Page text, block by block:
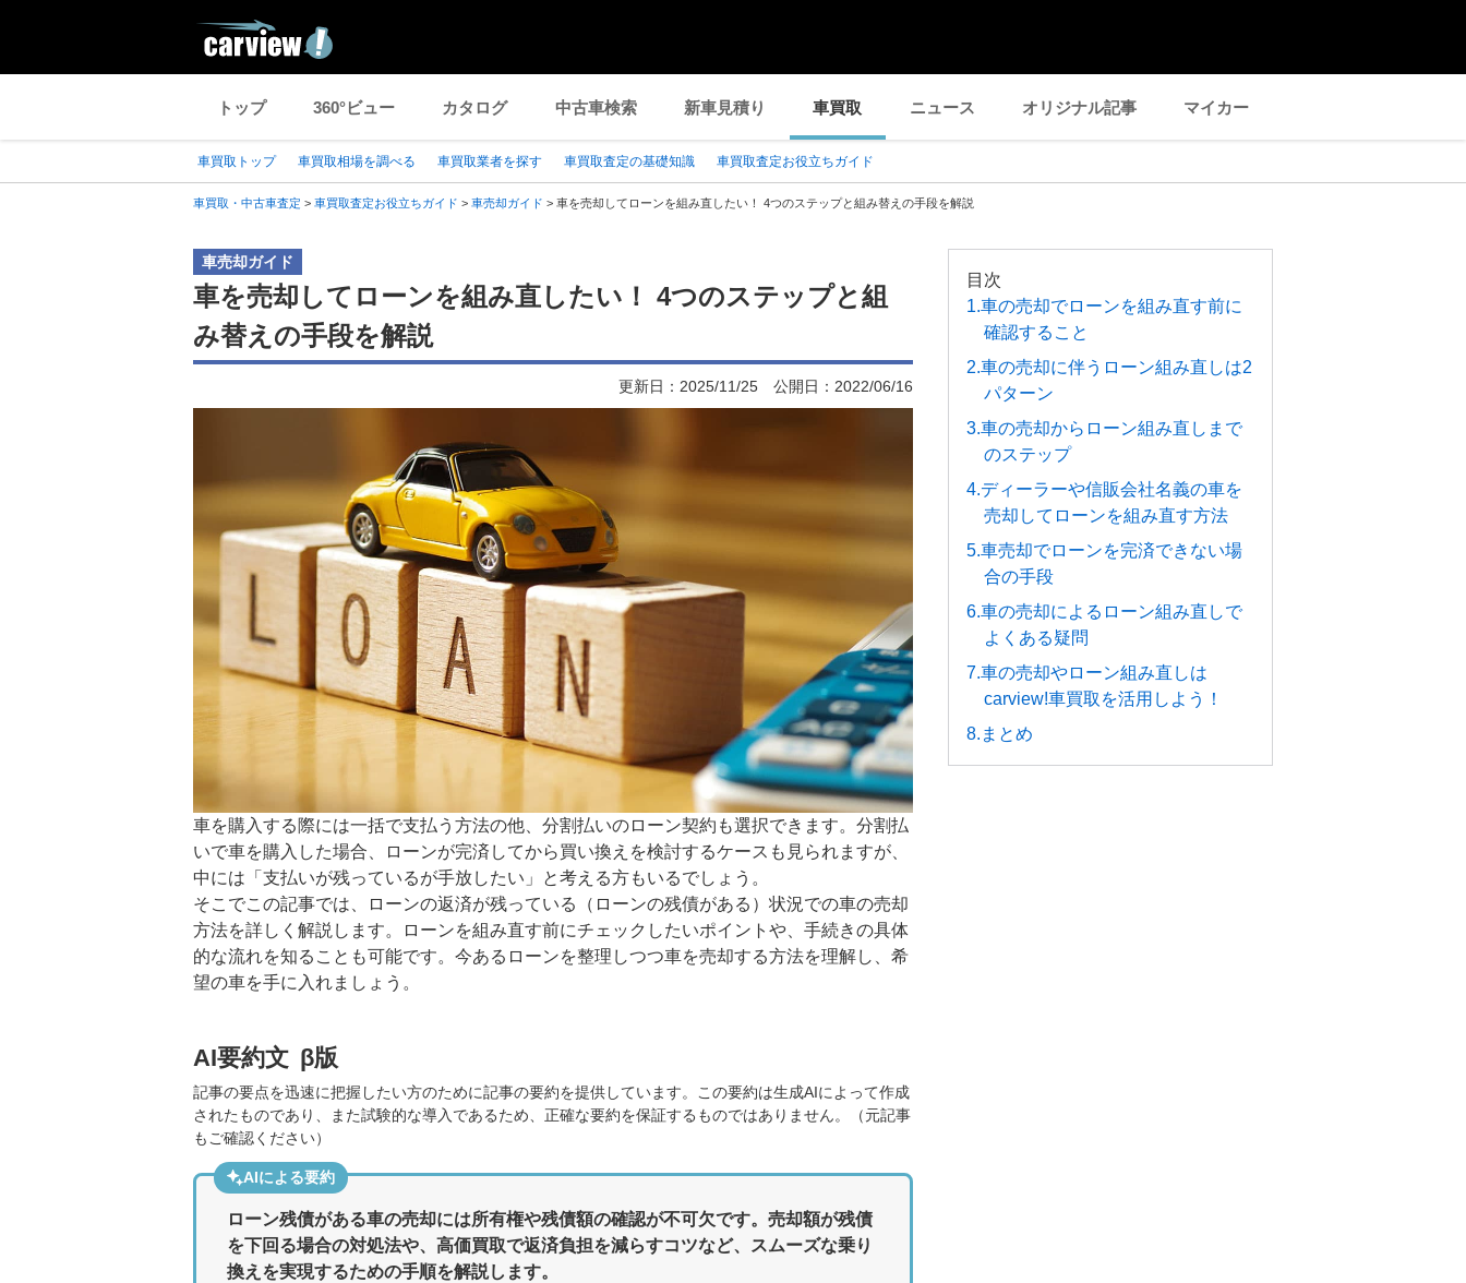
トップ 360°ビュー カタログ 中古車検索 新車見積り 車買取 ニュース オリジナル記事 マイカー
車買取トップ 車買取相場を調べる 車買取業者を探す 車買取査定の基礎知識 車買取査定お役立ちガイド
車買取・中古車査定 > 車買取査定お役立ちガイド > 車売却ガイド > 車を売却してローンを組み直したい！ 4つのステップと組み替えの手段を解説
車売却ガイド
車を売却してローンを組み直したい！ 4つのステップと組
み替えの手段を解説
公開日： 2022/06/16
更新日： 2025/11/25
車を購入する際には一括で支払う方法の他、分割払いのローン契約も選択できます。分割払
いで車を購入した場合、ローンが完済してから買い換えを検討するケースも見られますが、
中には「支払いが残っているが手放したい」と考える方もいるでしょう。
そこでこの記事では、ローンの返済が残っている（ローンの残債がある）状況での車の売却
方法を詳しく解説します。ローンを組み直す前にチェックしたいポイントや、手続きの具体
的な流れを知ることも可能です。今あるローンを整理しつつ車を売却する方法を理解し、希
望の車を手に入れましょう。
目次
1.車の売却でローンを組み直す前に
確認すること
2.車の売却に伴うローン組み直しは2
パターン
3.車の売却からローン組み直しまで
のステップ
4.ディーラーや信販会社名義の車を
売却してローンを組み直す方法
5.車売却でローンを完済できない場
合の手段
6.車の売却によるローン組み直しで
よくある疑問
7.車の売却やローン組み直しは
carview!車買取を活用しよう！
8.まとめ
AI要約文 β版
記事の要点を迅速に把握したい方のために記事の要約を提供しています。この要約は生成AIによって作成
されたものであり、また試験的な導入であるため、正確な要約を保証するものではありません。（元記事
もご確認ください）
AIによる要約
ローン残債がある車の売却には所有権や残債額の確認が不可欠です。売却額が残債
を下回る場合の対処法や、高価買取で返済負担を減らすコツなど、スムーズな乗り
換えを実現するための手順を解説します。